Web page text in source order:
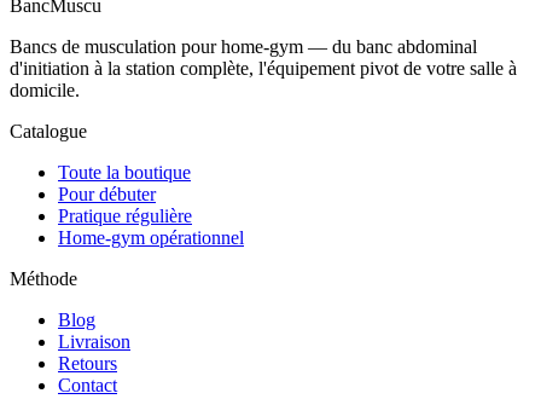
BancMuscu
Bancs de musculation pour home-gym — du banc abdominal
d'initiation à la station complète, l'équipement pivot de votre salle à
domicile.
Catalogue
Toute la boutique
Pour débuter
Pratique régulière
Home-gym opérationnel
Méthode
Blog
Livraison
Retours
Contact